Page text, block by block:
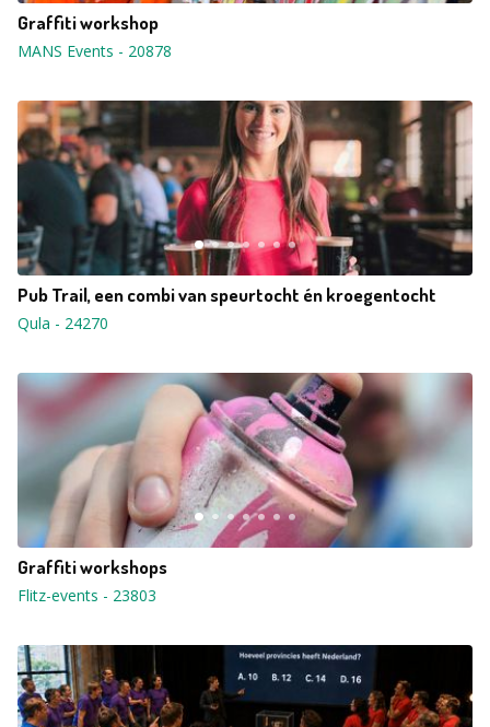
Graffiti workshop
MANS Events - 20878
Pub Trail, een combi van speurtocht én kroegentocht
Qula - 24270
Graffiti workshops
Flitz-events - 23803